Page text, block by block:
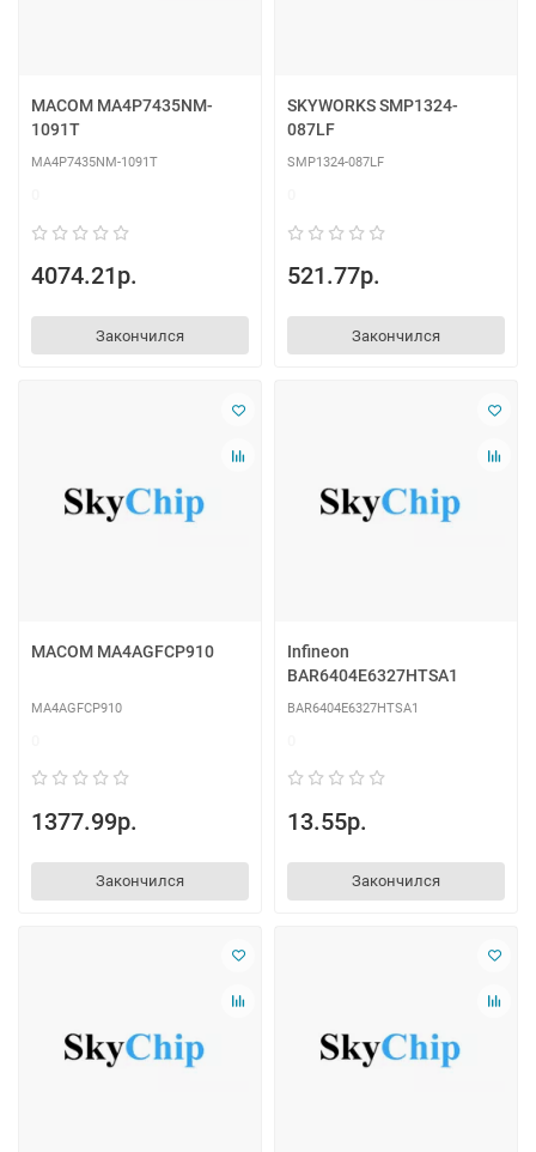
MACOM MA4P7435NM-
1091T
MA4P7435NM-1091T
4074.21р.
Закончился
SKYWORKS SMP1324-
087LF
SMP1324-087LF
521.77р.
Закончился
MACOM MA4AGFCP910
MA4AGFCP910
1377.99р.
Закончился
Infineon
BAR6404E6327HTSA1
BAR6404E6327HTSA1
13.55р.
Закончился